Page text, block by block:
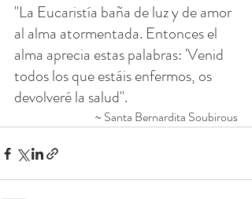
"La Eucaristía baña de luz y de amor
al alma atormentada. Entonces el
alma aprecia estas palabras: 'Venid
todos los que estáis enfermos, os
devolveré la salud".
~ Santa Bernardita Soubirous